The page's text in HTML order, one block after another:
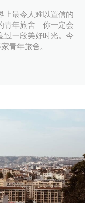
上最令人难以置信的
青年旅舍，你一定会
过一段美好时光。今
青年旅舍。